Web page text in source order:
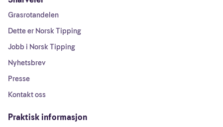
Grasrotandelen
Dette er Norsk Tipping
Jobb i Norsk Tipping
Nyhetsbrev
Presse
Kontakt oss
Praktisk informasjon